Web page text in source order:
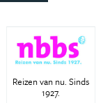
Reizen van nu. Sinds
1927.